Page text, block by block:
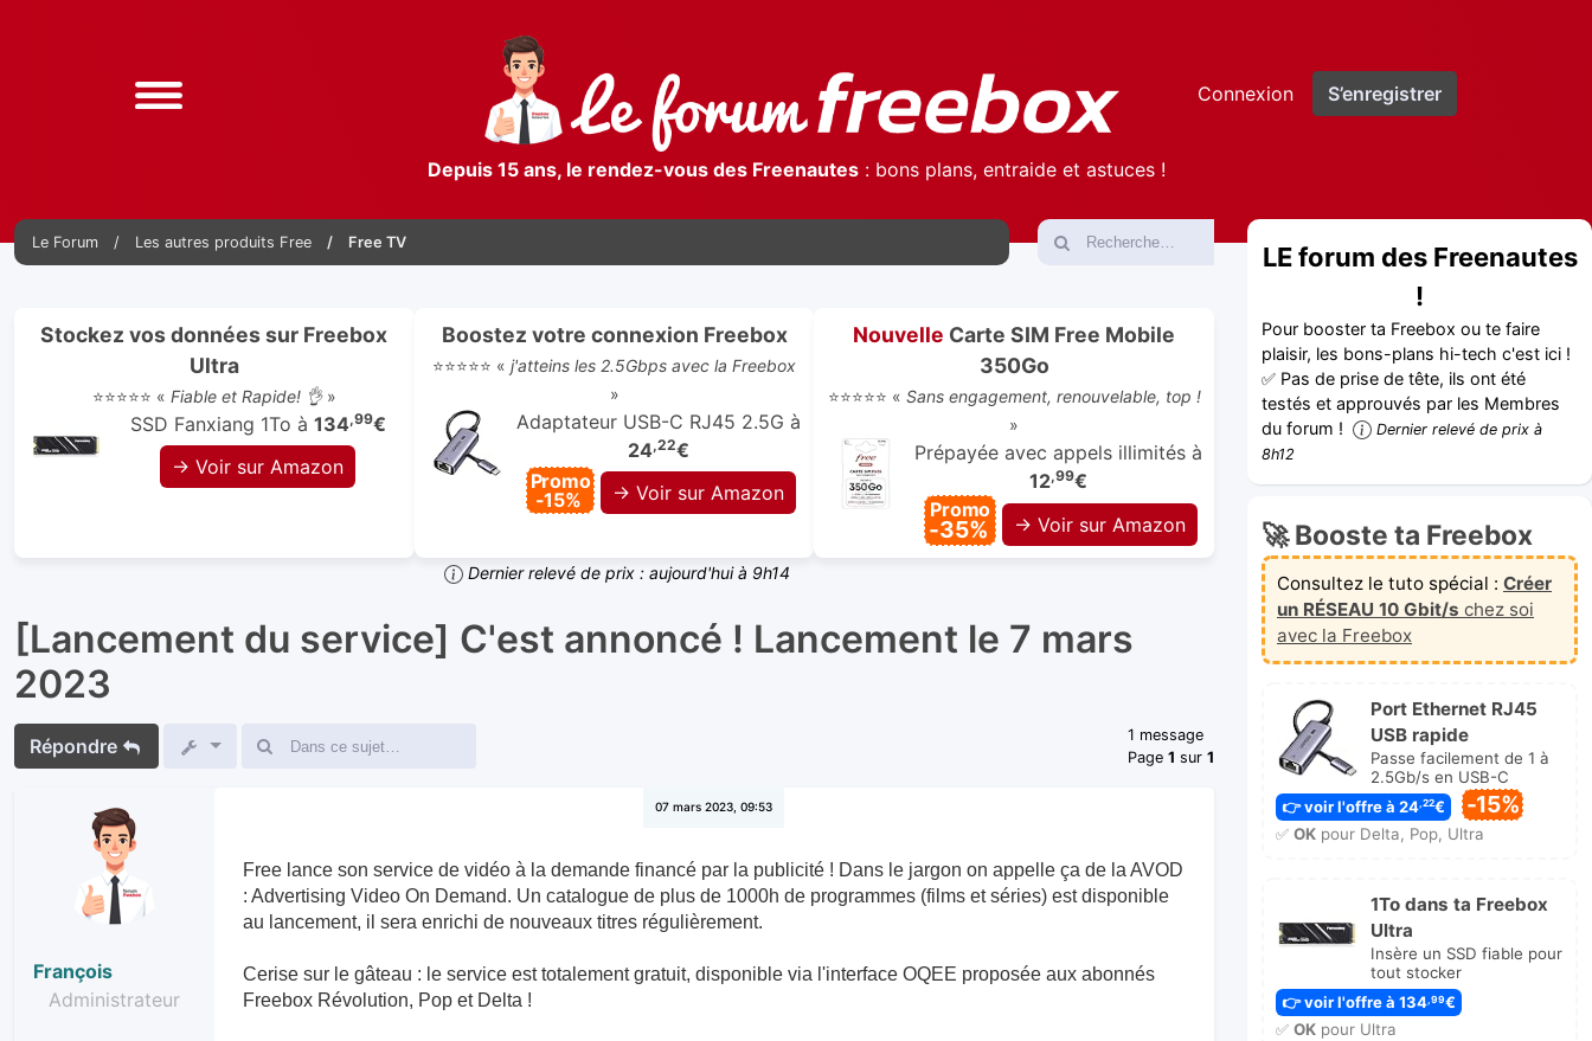
Connexion S’enregistrer
Depuis 15 ans, le rendez-vous des Freenautes: bons plans, entraide et astuces !
Le Forum Les autres produits Free Free TV
Stockez vos données sur Freebox
Ultra
⭐⭐⭐⭐⭐ « Fiable et Rapide! 👌»
SSD Fanxiang 1To à 134,99€
→ Voir sur Amazon
Boostez votre connexion Freebox
⭐⭐⭐⭐⭐ « j'atteins les 2.5Gbps avec la Freebox
»
Adaptateur USB-C RJ45 2.5G à
24,22€
Promo
-15%
→ Voir sur Amazon
Nouvelle Carte SIM Free Mobile
350Go
⭐⭐⭐⭐⭐ « Sans engagement, renouvelable, top !
»
Prépayée avec appels illimités à
12,99€
Promo
-35% → Voir sur Amazon
Dernier relevé de prix : aujourd'hui à 9h14
[Lancement du service] C'est annoncé ! Lancement le 7 mars
2023
Répondre
1 message
Page1 sur1
François
Administrateur
07 mars 2023, 09:53
Free lance son service de vidéo à la demande financé par la publicité ! Dans le jargon on appelle ça de la AVOD
: Advertising Video On Demand. Un catalogue de plus de 1000h de programmes (films et séries) est disponible
au lancement, il sera enrichi de nouveaux titres régulièrement.
Cerise sur le gâteau : le service est totalement gratuit, disponible via l'interface OQEE proposée aux abonnés
Freebox Révolution, Pop et Delta !
LE forum des Freenautes
!
Pour booster ta Freebox ou te faire
plaisir, les bons-plans hi-tech c'est ici !
✅ Pas de prise de tête, ils ont été
testés et approuvés par les Membres
du forum !
Dernier relevé de prix à
8h12
🚀 Booste ta Freebox
Consultez le tuto spécial : Créer
un RÉSEAU 10 Gbit/s chez soi
avec la Freebox
Port Ethernet RJ45
USB rapide
Passe facilement de 1 à
2.5Gb/s en USB-C
👉 voir l'offre à 24,22€ -15%
✅ OKpour Delta, Pop, Ultra
1To dans ta Freebox
Ultra
Insère un SSD fiable pour
tout stocker
👉 voir l'offre à 134 ,99€
✅ OKpour Ultra